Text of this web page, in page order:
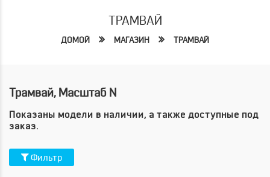
ТРАМВАЙ
ДОМОЙ МАГАЗИН ТРАМВАЙ
Трамвай, Масштаб N
Показаны модели в наличии, а также доступные под
заказ.
Фильтр